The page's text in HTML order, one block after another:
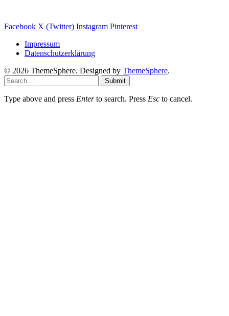
Facebook X (Twitter) Instagram Pinterest
Impressum
Datenschutzerklärung
© 2026 ThemeSphere. Designed by ThemeSphere.
Submit
Type above and press Enterto search. Press Esc to cancel.